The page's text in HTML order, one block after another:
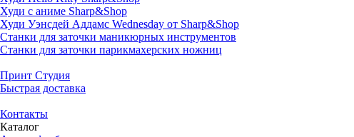
Худи с аниме Sharp&Shop
Худи Уэнсдей Аддамс Wednesday от Sharp&Shop
Станки для заточки маникюрных инструментов
Станки для заточки парикмахерских ножниц
Принт Студия
Быстрая доставка
Контакты
Каталог